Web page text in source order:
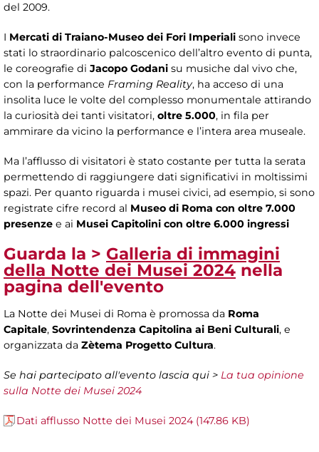
del 2009.
I Mercati di Traiano-Museo dei Fori Imperiali sono invece
stati lo straordinario palcoscenico dell’altro evento di punta,
le coreografie di Jacopo Godani su musiche dal vivo che,
con la performance Framing Reality, ha acceso di una
insolita luce le volte del complesso monumentale attirando
la curiosità dei tanti visitatori, oltre 5.000, in fila per
ammirare da vicino la performance e l’intera area museale.
Ma l’afflusso di visitatori è stato costante per tutta la serata
permettendo di raggiungere dati significativi in moltissimi
spazi. Per quanto riguarda i musei civici, ad esempio, si sono
registrate cifre record al Museo di Roma con oltre 7.000
presenze e ai Musei Capitolini con oltre 6.000 ingressi
Guarda la > Galleria di immagini
della Notte dei Musei 2024 nella
pagina dell'evento
La Notte dei Musei di Roma è promossa da Roma
Capitale, Sovrintendenza Capitolina ai Beni Culturali, e
organizzata da Zètema Progetto Cultura.
Se hai partecipato all'evento lascia qui > La tua opinione
sulla Notte dei Musei 2024
Dati afflusso Notte dei Musei 2024 (147.86 KB)